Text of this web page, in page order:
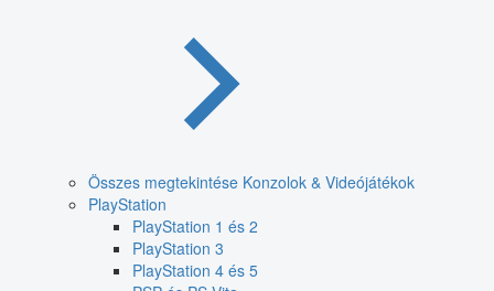
Összes megtekintése Konzolok & Videójátékok
PlayStation
PlayStation 1 és 2
PlayStation 3
PlayStation 4 és 5